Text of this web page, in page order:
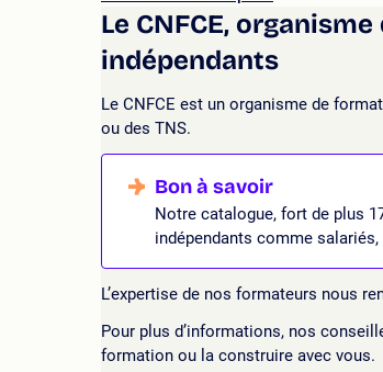
Le CNFCE,
indépendants
Le CNFCE est un organisme de
ou des TNS.
Notre catalogue, fort de plus
indépendants comme
L’expertise de nos formateurs nous
Pour plus d’informations, nos
formation ou la construire avec vous.